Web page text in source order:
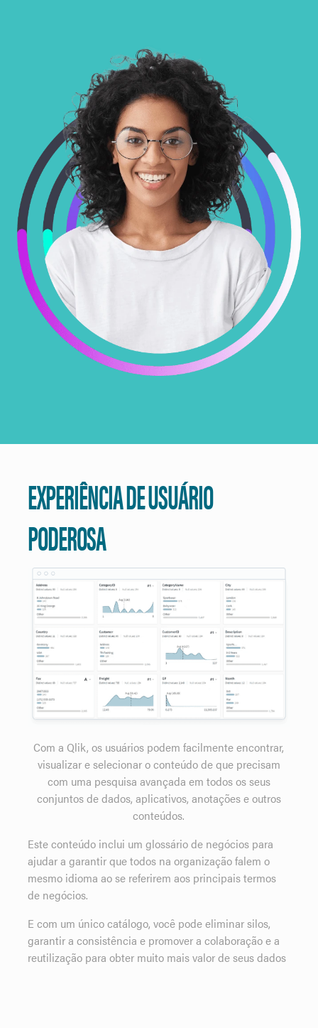
EXPERIÊNCIA DE USUÁRIO
PODEROSA
Com a Qlik, os usuários podem facilmente encontrar,
visualizar e selecionar o conteúdo de que precisam
com uma pesquisa avançada em todos os seus
conjuntos de dados, aplicativos, anotações e outros
conteúdos.
Este conteúdo inclui um glossário de negócios para
ajudar a garantir que todos na organização falem o
mesmo idioma ao se referirem aos principais termos
de negócios.
E com um único catálogo, você pode eliminar silos,
garantir a consistência e promover a colaboração e a
reutilização para obter muito mais valor de seus dados